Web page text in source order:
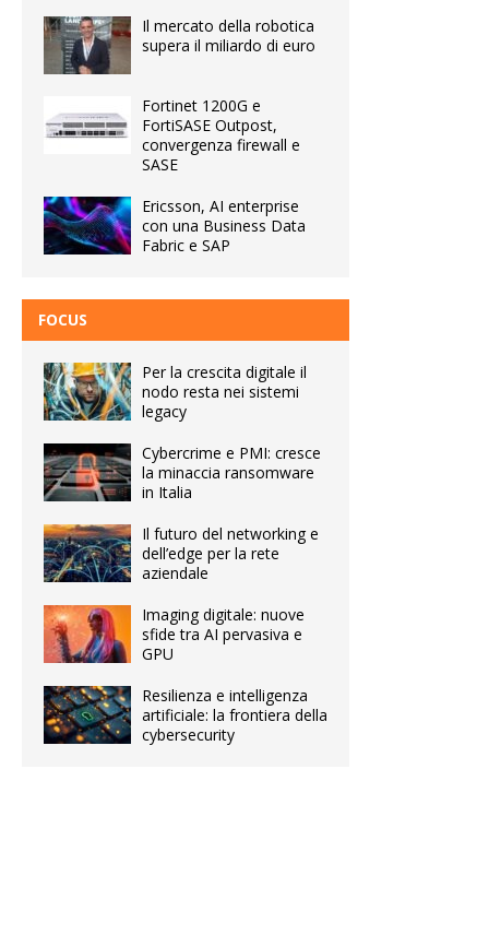
Il mercato della robotica
supera il miliardo di euro
Fortinet 1200G e
FortiSASE Outpost,
convergenza firewall e
SASE
Ericsson, AI enterprise
con una Business Data
Fabric e SAP
FOCUS
Per la crescita digitale il
nodo resta nei sistemi
legacy
Cybercrime e PMI: cresce
la minaccia ransomware
in Italia
Il futuro del networking e
dell’edge per la rete
aziendale
Imaging digitale: nuove
sfide tra AI pervasiva e
GPU
Resilienza e intelligenza
artificiale: la frontiera della
cybersecurity